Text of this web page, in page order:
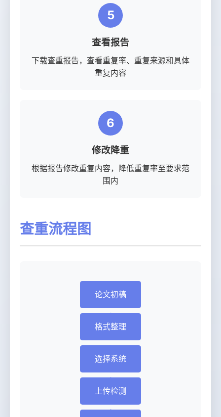
5
查看报告
下载查重报告，查看重复率、重复来源和具体
重复内容
6
修改降重
根据报告修改重复内容，降低重复率至要求范
围内
查重流程图
论文初稿
格式整理
选择系统
上传检测